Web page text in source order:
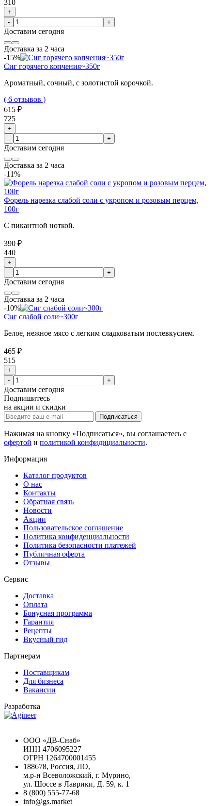
310
+
-
+
Доставим сегодня
Доставка за 2 часа
-15%
Сиг горячего копчения~350г
Ароматный, сочный, с золотистой корочкой.
( 6 отзывов )
615 ₽
725
+
-
+
Доставим сегодня
Доставка за 2 часа
-11%
Форель нарезка слабой соли с укропом и розовым перцем,
100г
С пикантной ноткой.
390 ₽
440
+
-
+
Доставим сегодня
Доставка за 2 часа
-10%
Сиг слабой соли~300г
Белое, нежное мясо с легким сладковатым послевкусием.
465 ₽
515
+
-
+
Доставим сегодня
Подпишитесь
на акции и скидки
Подписаться
Нажимая на кнопку «Подписаться», вы соглашаетесь с
офертой и политикой конфидициальности.
Информация
Каталог продуктов
О нас
Контакты
Обратная связь
Новости
Акции
Пользовательское соглашение
Политика конфиденциальности
Политика безопасности платежей
Публичная оферта
Отзывы
Сервис
Доставка
Оплата
Бонусная программа
Гарантия
Рецепты
Вкусный гид
Партнерам
Поставщикам
Для бизнеса
Вакансии
Разработка
ООО «ДВ-Снаб»
ИНН 4706095227
ОГРН 1264700001455
188678, Россия, ЛО,
м.р-н Всеволожский, г. Мурино,
ул. Шоссе в Лаврики, Д. 59, к. 1
8 (800) 555-77-68
info@gs.market